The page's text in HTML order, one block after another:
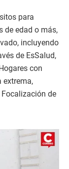
para
de edad o más,
incluyendo
de EsSalud,
con
extrema,
de